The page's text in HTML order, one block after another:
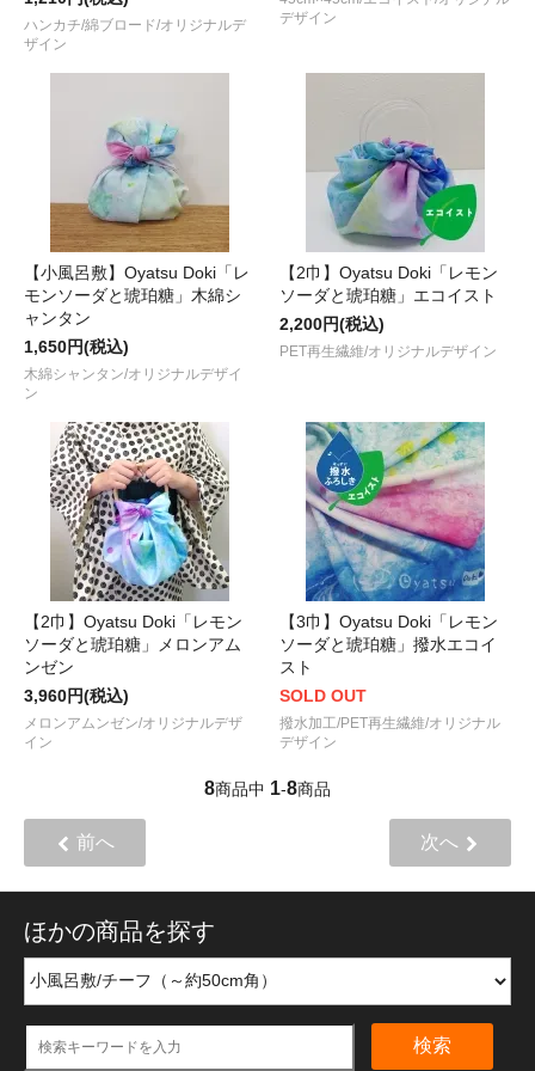
ハンカチ/綿ブロード/オリジナルデ
ザイン
デザイン
【小風呂敷】Oyatsu Doki「レ
モンソーダと琥珀糖」木綿シ
ャンタン
1,650円(税込)
木綿シャンタン/オリジナルデザイ
ン
【2巾】Oyatsu Doki「レモン
ソーダと琥珀糖」エコイスト
2,200円(税込)
PET再生繊維/オリジナルデザイン
【2巾】Oyatsu Doki「レモン
ソーダと琥珀糖」メロンアム
ンゼン
3,960円(税込)
メロンアムンゼン/オリジナルデザ
イン
【3巾】Oyatsu Doki「レモン
ソーダと琥珀糖」撥水エコイ
スト
SOLD OUT
撥水加工/PET再生繊維/オリジナル
デザイン
8商品中 1-8商品
前へ 次へ
ほかの商品を探す
検索